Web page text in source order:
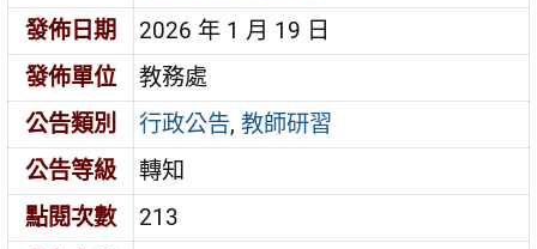
發佈日期
2026 年 1 月 19 日
發佈單位
教務處
公告類別
行政公告,教師研習
公告等級
轉知
點閱次數
213